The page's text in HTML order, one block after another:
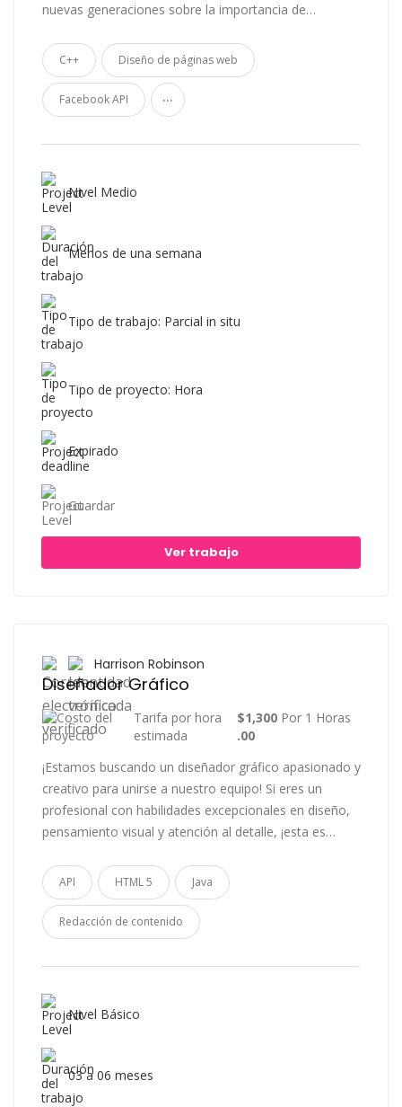
nuevas generaciones sobre la importancia de…
C++ Diseño de páginas web
Facebook API ...
Nivel Medio
Menos de una semana
Tipo de trabajo: Parcial in situ
Tipo de proyecto: Hora
Expirado
Guardar
Ver trabajo
Harrison Robinson
Diseñador Gráfico
Tarifa por hora
estimada
$1,300
.00
Por 1 Horas
¡Estamos buscando un diseñador gráfico apasionado y
creativo para unirse a nuestro equipo! Si eres un
profesional con habilidades excepcionales en diseño,
pensamiento visual y atención al detalle, ¡esta es…
API HTML 5 Java
Redacción de contenido
Nivel Básico
03 a 06 meses